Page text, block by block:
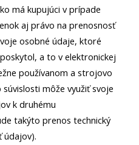
má kupujúci v prípade
aj právo na prenosnosť
osobné údaje, ktoré
a to v elektronickej
používanom a strojovo
môže využiť svoje
k druhému
takýto prenos technický
údajov).